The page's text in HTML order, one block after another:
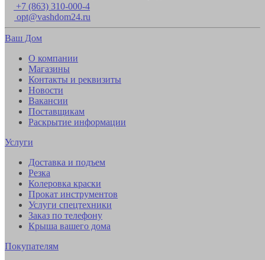
+7 (863) 310-000-4
opt@vashdom24.ru
Ваш Дом
О компании
Магазины
Контакты и реквизиты
Новости
Вакансии
Поставщикам
Раскрытие информации
Услуги
Доставка и подъем
Резка
Колеровка краски
Прокат инструментов
Услуги спецтехники
Заказ по телефону
Крыша вашего дома
Покупателям